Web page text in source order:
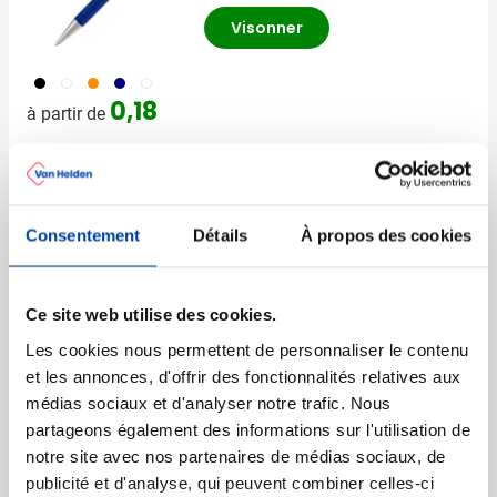
Consentement Détails À propos des cookies
Ce site web utilise des cookies.
Les cookies nous permettent de personnaliser le contenu
et les annonces, d'offrir des fonctionnalités relatives aux
médias sociaux et d'analyser notre trafic. Nous
partageons également des informations sur l'utilisation de
notre site avec nos partenaires de médias sociaux, de
publicité et d'analyse, qui peuvent combiner celles-ci
001 002 421 500 501
à partir de 0,18
Visonner
0,29
Marquage à partir de 250 unités
Visonner
Recyclé
Stylo à bille Carton
Marquage à partir de 400 unités